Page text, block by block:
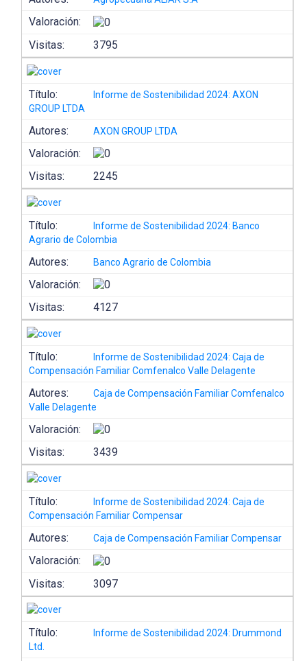
Valoración:
Visitas:
3795
Título:
Informe de Sostenibilidad 2024: AXON
GROUP LTDA
Autores: AXON GROUP LTDA
Valoración:
Visitas:
2245
Título:
Informe de Sostenibilidad 2024: Banco
Agrario de Colombia
Autores: Banco Agrario de Colombia
Valoración:
Visitas:
4127
Título:
Informe de Sostenibilidad 2024: Caja de
Compensación Familiar Comfenalco Valle Delagente
Autores:
Caja de Compensación Familiar Comfenalco
Valle Delagente
Valoración:
Visitas:
3439
Título:
Informe de Sostenibilidad 2024: Caja de
Compensación Familiar Compensar
Autores: Caja de Compensación Familiar Compensar
Valoración:
Visitas:
3097
Título:
Informe de Sostenibilidad 2024: Drummond
Ltd.